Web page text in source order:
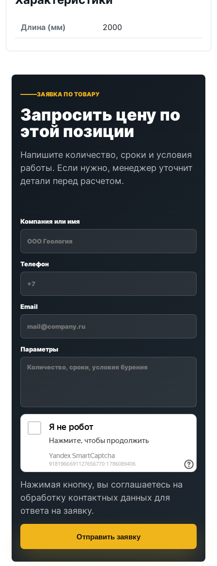
Длина (мм) 2000
ЗАЯВКА ПО ТОВАРУ
Запросить цену по
этой позиции
Напишите количество, сроки и условия
работы. Если нужно, менеджер уточнит
детали перед расчетом.
Компания или имя
Телефон
Email
Параметры
Нажимая кнопку, вы соглашаетесь на
обработку контактных данных для
ответа на заявку.
Отправить заявку